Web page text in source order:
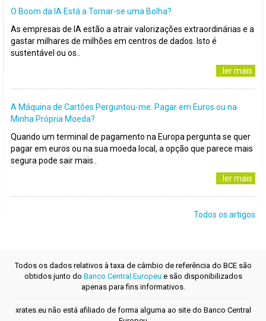
O Boom da IA Está a Tornar-se uma Bolha?
As empresas de IA estão a atrair valorizações extraordinárias e a
gastar milhares de milhões em centros de dados. Isto é
sustentável ou os..
..ler mais
A Máquina de Cartões Perguntou-me: Pagar em Euros ou na
Minha Própria Moeda?
Quando um terminal de pagamento na Europa pergunta se quer
pagar em euros ou na sua moeda local, a opção que parece mais
segura pode sair mais..
..ler mais
Todos os artigos
Todos os dados relativos à taxa de câmbio de referência do BCE são
obtidos junto do Banco Central Europeu e são disponibilizados
apenas para fins informativos.
xrates.eu não está afiliado de forma alguma ao site do Banco Central